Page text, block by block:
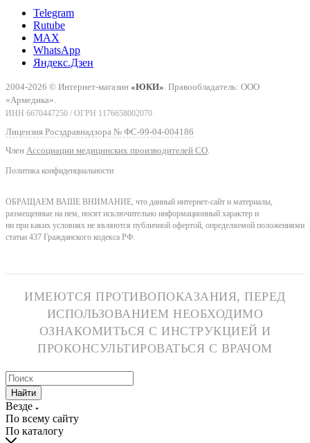
Telegram
Rutube
MAX
WhatsApp
Яндекс.Дзен
2004-2026 © Интернет-магазин «ЮКИ» . Правообладатель: ООО
«Армедика».
ИНН 6670447250 / ОГРН 1176658002070
Лицензия Росздравнадзора № ФС-99-04-004186
Член Ассоциации медицинских производителей СО
Политика конфиденциальности
ОБРАЩАЕМ ВАШЕ ВНИМАНИЕ, что данный интернет-сайт и материалы,
размещенные на нем, носят исключительно информационный характер и
ни при каких условиях не являются публичной офертой, определяемой положениями
статьи 437 Гражданского кодекса РФ.
ИМЕЮТСЯ ПРОТИВОПОКАЗАНИЯ, ПЕРЕД
ИСПОЛЬЗОВАНИЕМ НЕОБХОДИМО
ОЗНАКОМИТЬСЯ С ИНСТРУКЦИЕЙ И
ПРОКОНСУЛЬТИРОВАТЬСЯ С ВРАЧОМ
Найти
Везде
По всему сайту
По каталогу